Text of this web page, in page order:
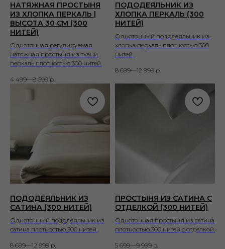
НАТЯЖНАЯ ПРОСТЫНЯ
ИЗ ХЛОПКА ПЕРКАЛЬ |
ВЫСОТА 30 СМ (300
НИТЕЙ)
Однотонная регулируемая
натяжная простыня из ткани
перкаль плотностью 300 нитей.
4 499—8 699 р.
ПОДОДЕЯЛЬНИК ИЗ
ХЛОПКА ПЕРКАЛЬ (300
НИТЕЙ)
Однотонный пододеяльник из
хлопка перкаль плотностью 300
нитей.
8 699—12 999 р.
ПОДОДЕЯЛЬНИК ИЗ
САТИНА (300 НИТЕЙ)
Однотонный пододеяльник из
сатина плотностью 300 нитей.
8 699—12 999 р.
ПРОСТЫНЯ ИЗ САТИНА С
ОТДЕЛКОЙ (300 НИТЕЙ)
Однотонная простыня из сатина
плотностью 300 нитей с отделкой.
5 699—9 999 р.